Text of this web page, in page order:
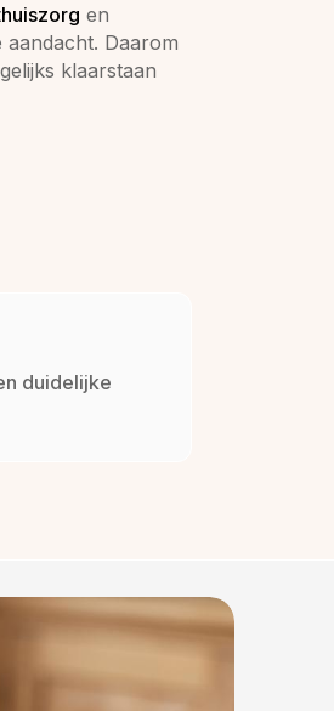
en
aandacht. Daarom
klaarstaan
duidelijke